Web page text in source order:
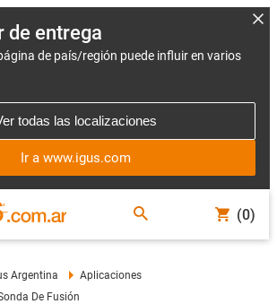
de entrega
de país/región puede influir en varios
todas las localizaciones
Ir a www.igus.com
(0)
Argentina
Aplicaciones
De Fusión